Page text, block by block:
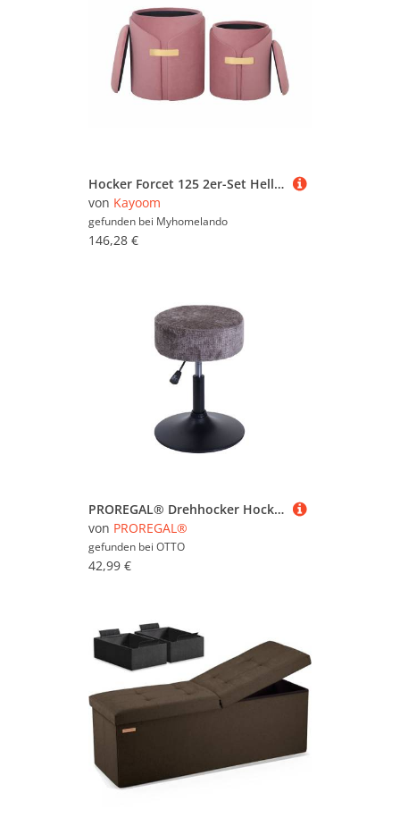
Hocker Forcet 125 2er-Set Hellbraun
von Kayoom
gefunden bei Myhomelando
146,28 €
PROREGAL® Drehhocker Hocker höhenverstellbar und drehbar (1 St), 360° drehbar & stufenlos höhenverstellbarer Sitzhocker Schminkhocker
von PROREGAL®
gefunden bei OTTO
42,99 €